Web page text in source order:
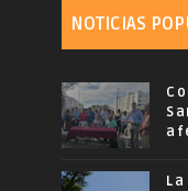
NOTICIAS